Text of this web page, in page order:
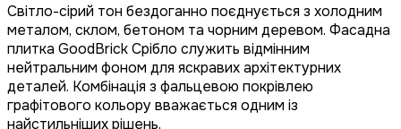
Світло-сірий тон бездоганно поєднується з холодним
металом, склом, бетоном та чорним деревом. Фасадна
плитка GoodBrick Срібло служить відмінним
нейтральним фоном для яскравих архітектурних
деталей. Комбінація з фальцевою покрівлею
графітового кольору вважається одним із
найстильніших рішень.